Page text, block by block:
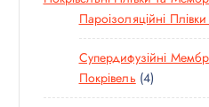
В
В
Пароізоляційні
Супердифузійні
Покрівель 44
Т